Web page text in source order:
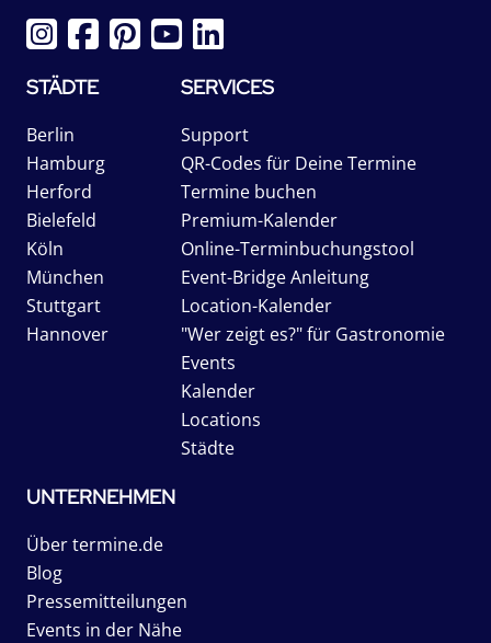
STÄDTE
Berlin
Hamburg
Herford
Bielefeld
Köln
München
Stuttgart
Hannover
SERVICES
Support
QR-Codes für Deine Termine
Termine buchen
Premium-Kalender
Online-Terminbuchungstool
Event-Bridge Anleitung
Location-Kalender
"Wer zeigt es?" für Gastronomie
Events
Kalender
Locations
Städte
UNTERNEHMEN
Über termine.de
Blog
Pressemitteilungen
Events in der Nähe